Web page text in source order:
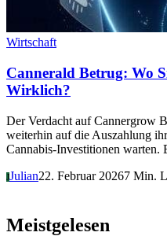
Wirtschaft
Cannerald Betrug: Wo
Wirklich?
Der Verdacht auf Cannergrow
weiterhin auf die Auszahlung
Cannabis-Investitionen
JJulian22. Februar 20267 Min.
Meistgelesen